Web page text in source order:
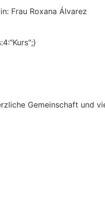
Frau Roxana Álvarez
Gemeinschaft und